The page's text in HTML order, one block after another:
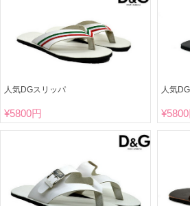
人気DGスリッパ
¥5800円
人気
¥5800